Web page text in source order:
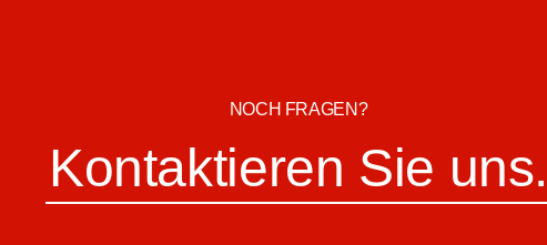
NOCH FRAGEN?
Kontaktieren Sie